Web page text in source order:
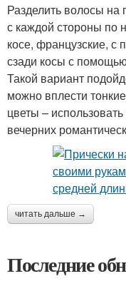
Разделить волосы на
с каждой стороны по
косе, французские, с
сзади косы с
Такой вариант
можно вплести
цветы –
вечерних
читать дальше →
Последние